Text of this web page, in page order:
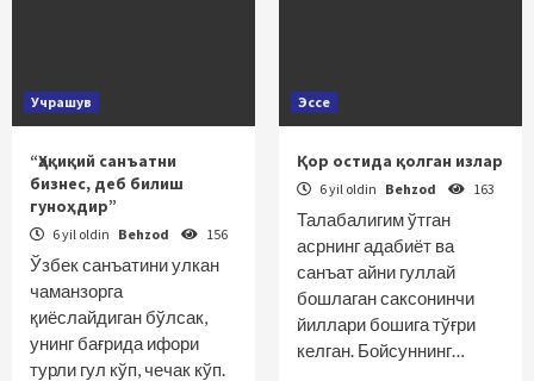
Учрашув
“Ҳақиқий санъатни
бизнес, деб билиш
гуноҳдир”
6 yil oldin Behzod 156
Ўзбек санъатини улкан
чаманзорга
қиёслайдиган бўлсак,
унинг бағрида ифори
турли гул кўп, чечак кўп.
Эссе
Қор остида қолган излар
6 yil oldin Behzod 163
Талабалигим ўтган
асрнинг адабиёт ва
санъат айни гуллай
бошлаган саксонинчи
йиллари бошига тўғри
келган. Бойсуннинг…